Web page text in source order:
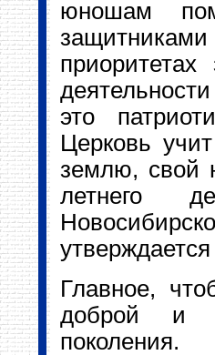
юношам
это
Церковь
землю, свой
летнего
Главное,
доброй и
поколения.